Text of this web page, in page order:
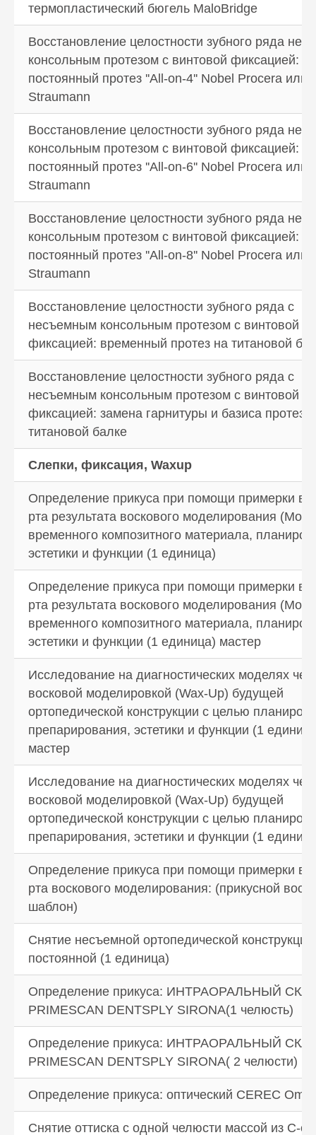
термопластический бюгель MaloBridge
Восстановление целостности зубного ряда
консольным протезом с винтовой фиксацией:
постоянный протез ''All-on-4'' Nobel Procera или
Straumann
Восстановление целостности зубного ряда
консольным протезом с винтовой фиксацией:
постоянный протез ''All-on-6'' Nobel Procera или
Straumann
Восстановление целостности зубного ряда
консольным протезом с винтовой фиксацией:
постоянный протез ''All-on-8'' Nobel Procera или
Straumann
Восстановление целостности зубного ряда с
несъемным консольным протезом с винтовой
фиксацией: временный протез на титановой
Восстановление целостности зубного ряда с
несъемным консольным протезом с винтовой
фиксацией: замена гарнитуры и базиса протеза
титановой балке
Слепки, фиксация, Waxup
Определение прикуса при помощи примерки в
рта результата воскового моделирования
временного композитного материала,
эстетики и функции (1 единица)
Определение прикуса при помощи примерки в
рта результата воскового моделирования
временного композитного материала,
эстетики и функции (1 единица) мастер
Исследование на диагностических моделях
восковой моделировкой (Wax-Up) будущей
ортопедической конструкции с целью
препарирования, эстетики и функции (1
мастер
Исследование на диагностических моделях
восковой моделировкой (Wax-Up) будущей
ортопедической конструкции с целью
препарирования, эстетики и функции (1
Определение прикуса при помощи примерки в
рта воскового моделирования: (прикусной
шаблон)
Снятие несъемной ортопедической конструкции
постоянной (1 единица)
Определение прикуса: ИНТРАОРАЛЬНЫЙ
PRIMESCAN DENTSPLY SIRONA(1 челюсть)
Определение прикуса: ИНТРАОРАЛЬНЫЙ
PRIMESCAN DENTSPLY SIRONA( 2 челюсти)
Определение прикуса: оптический CEREC
Снятие оттиска с одной челюсти массой из С-
Как долго сохраняются
достигнутые результаты?
Сохранность результатов зависит
от вида проведенной процедуры
и последующего ухода за зубами.
Например, профессиональную гигиену
полости рта рекомендуется проводить
каждые 6 месяцев, срок действия
отбеливания напрямую зависит
от соблюдения рекомендаций врача,
а виниры и коронки способны служить
десятилетиями. Чтобы радоваться
достигнутым изменениям как можно
дольше, придерживайтесь нескольких
простых рекомендаций:
сведите к минимуму употребление
красящих продуктов и курение;
откажитесь от употребления
чрезмерно твердых продуктов
(орехи, сухари);
не грызите окружающие предметы
(колпачки ручек, карандаши);
дважды в день чистите зубы
с помощью зубной щетки и пасты,
подобранной стоматологом,
используйте зубную нить для
удаления остатков пищи
из межзубных промежутков,
пищи;
регулярно, не реже, чем 1 раз
в полгода, посещайте стоматолога
с профилактической целью.
на консультацию высококлассного
стоматолога, работающего
в эстетическом направлении. Наши
врачи проведут грамотный осмотр,
дадут индивидуальные рекомендации
и ответят на все ваши вопросы. После
этого вы сами сможете принять
обоснованное решение
о необходимости того или иного
вмешательства. Цена услуги
определяется на первичной
консультации, поэтому вы сможете
планировать свой бюджет заранее.
В целом, мы придерживаемся
адекватной ценовой политики
и не завышаем стоимость работ.
Ознакомиться с прайсом вы можете
на соответствующей странице нашего
сайта. Чтобы записаться к врачу,
просто позвоните нам и сообщите,
в какое время доктор может вас ждать.
Специалист контактного центра
подробно расскажет, как подготовиться
к приему, что нужно взять с собой и как
с визитом — позвоните нам прямо
сейчас, чтобы уже завтра начать
новую жизнь, полную улыбок
и радости общения с окружающими
людьми.
Вопрос-ответ
Виниры для зубов